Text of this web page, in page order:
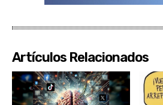
Artículos Relacionados